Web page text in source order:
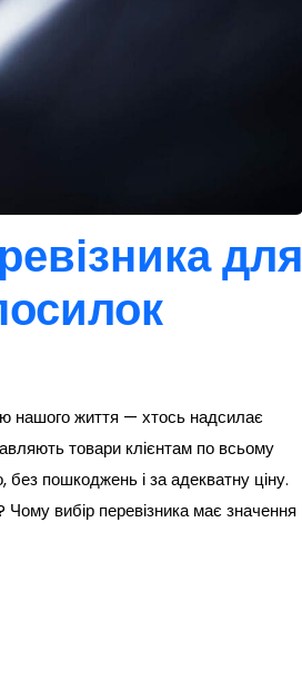
для
нашого життя — хтось надсилає
товари клієнтам по всьому
пошкоджень і за адекватну ціну.
Чому вибір перевізника має значення